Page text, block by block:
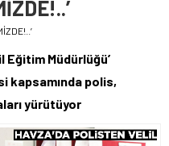
Eğitim Müdürlüğü’
kapsamında polis,
yürütüyor